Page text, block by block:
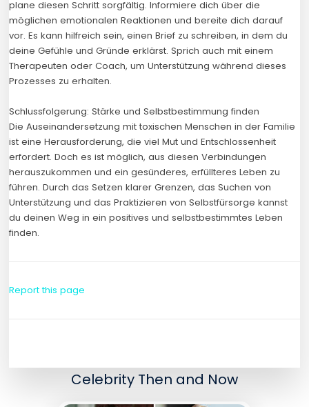
plane diesen Schritt sorgfältig. Informiere dich über die
möglichen emotionalen Reaktionen und bereite dich darauf
vor. Es kann hilfreich sein, einen Brief zu schreiben, in dem du
deine Gefühle und Gründe erklärst. Sprich auch mit einem
Therapeuten oder Coach, um Unterstützung während dieses
Prozesses zu erhalten.
Schlussfolgerung: Stärke und Selbstbestimmung finden
Die Auseinandersetzung mit toxischen Menschen in der Familie
ist eine Herausforderung, die viel Mut und Entschlossenheit
erfordert. Doch es ist möglich, aus diesen Verbindungen
herauszukommen und ein gesünderes, erfüllteres Leben zu
führen. Durch das Setzen klarer Grenzen, das Suchen von
Unterstützung und das Praktizieren von Selbstfürsorge kannst
du deinen Weg in ein positives und selbstbestimmtes Leben
finden.
Report this page
Celebrity Then and Now